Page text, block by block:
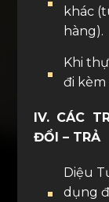
khác
hàng).
Khi
đi
IV. CÁC
ĐỔI – TRẢ
Diệu
dụng